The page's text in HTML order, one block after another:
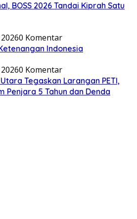
BOSS 2026 Tandai Kiprah Satu
0 Komentar
Indonesia
0 Komentar
Tegaskan Larangan PETI,
Penjara 5 Tahun dan Denda